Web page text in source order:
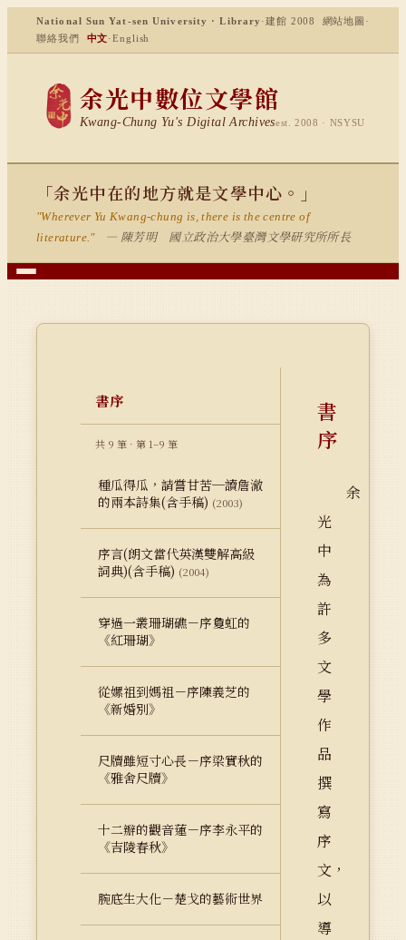
National Sun Yat-sen University · Library ·建館 2008 網站地圖 ·
聯絡我們
中文·English
余光中數位文學館
Kwang-Chung Yu's Digital Archivesest. 2008 · NSYSU
「余光中在的地方就是文學中心。」
"Wherever Yu Kwang-chung is, there is the centre of
literature."
— 陳芳明 國立政治大學臺灣文學研究所所長
書序
共 9 筆 · 第 1–9 筆
種瓜得瓜，請嘗甘苦─讀詹澈
的兩本詩集(含手稿) (2003)
序言(朗文當代英漢雙解高級
詞典)(含手稿) (2004)
穿過一叢珊瑚礁－序敻虹的
《紅珊瑚》
從嫘祖到媽祖－序陳義芝的
《新婚別》
尺牘雖短寸心長－序梁實秋的
《雅舍尺牘》
十二瓣的觀音蓮－序李永平的
《吉陵春秋》
腕底生大化－楚戈的藝術世界
書
序
余
光
中
為
許
多
文
學
作
品
撰
寫
序
文，
以
導